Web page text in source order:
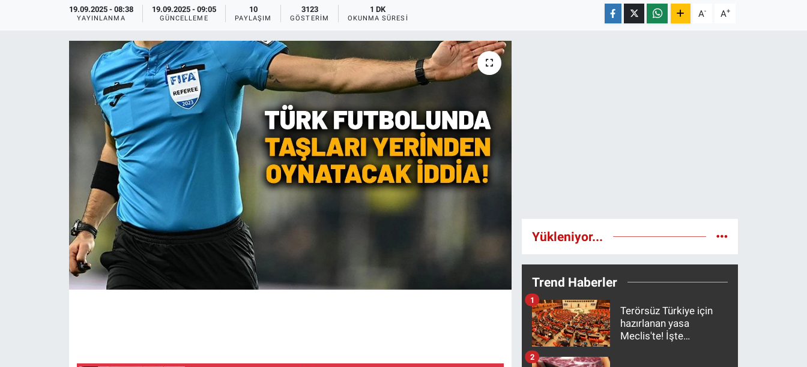
19.09.2025 - 08:38
YAYINLANMA
19.09.2025 - 09:05
GÜNCELLEME
10
PAYLAŞIM
3123
GÖSTERIM
1 DK
OKUNMA SÜRESI A- A+
Yükleniyor...
Trend Haberler
Terörsüz Türkiye için
hazırlanan yasa
Meclis'te! İşte
1
2
Ege'den Esintiler
Gerçeğin İzinde
Gün Başlıyor
Gün Bitiyor
Gün Ortası